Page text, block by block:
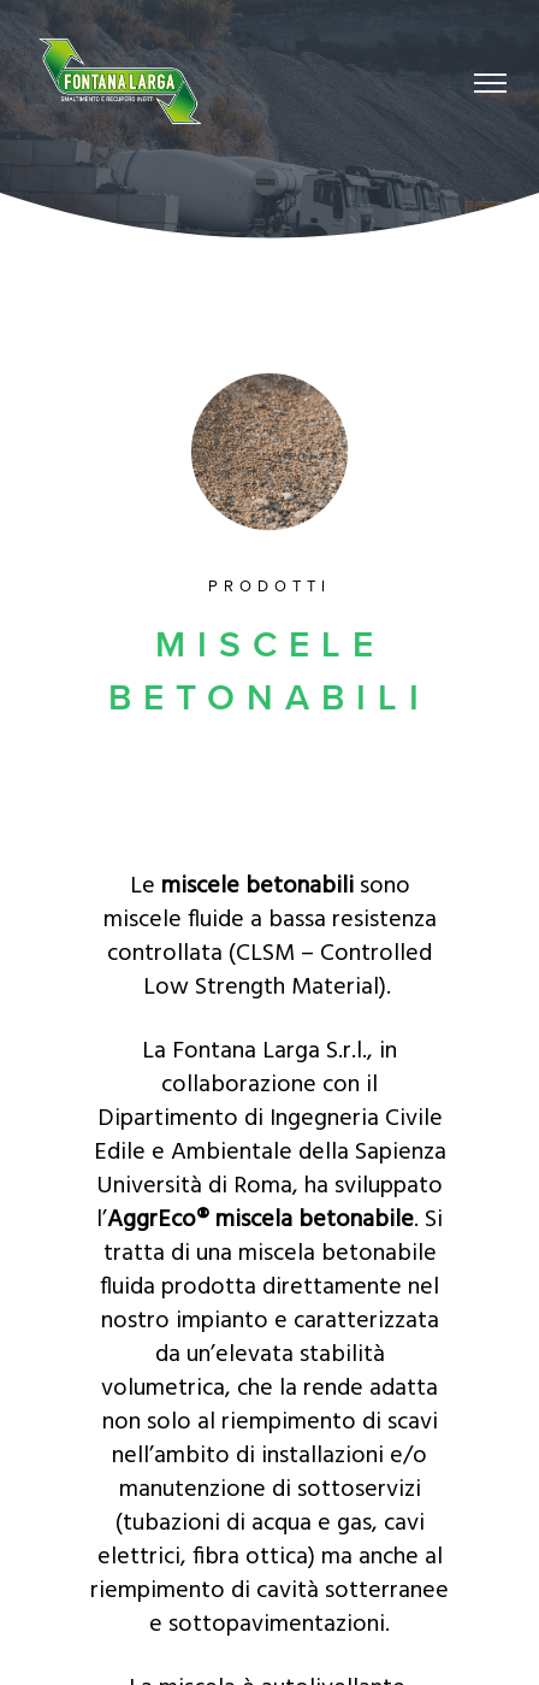
PRODOTTI
MISCELE
BETONABILI
Le miscele betonabilisono
miscele fluide a bassa resistenza
controllata (CLSM – Controlled
Low Strength Material).
La Fontana Larga S.r.l., in
collaborazione con il
Dipartimento di Ingegneria Civile
Edile e Ambientale della Sapienza
Università di Roma, ha sviluppato
l’AggrEco® miscela betonabile. Si
tratta di una miscela betonabile
fluida prodotta direttamente nel
nostro impianto e caratterizzata
da un’elevata stabilità
volumetrica, che la rende adatta
non solo al riempimento di scavi
nell’ambito di installazioni e/o
manutenzione di sottoservizi
(tubazioni di acqua e gas, cavi
elettrici, fibra ottica) ma anche al
riempimento di cavità sotterranee
e sottopavimentazioni.